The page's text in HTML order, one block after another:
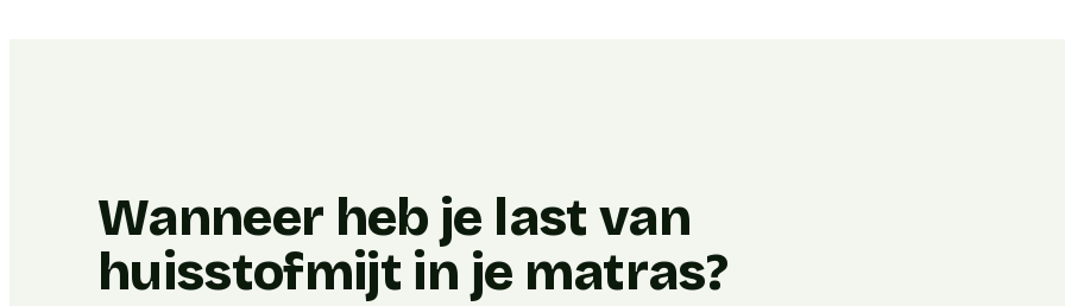
Wanneer heb je last van
huisstofmijt in je matras?